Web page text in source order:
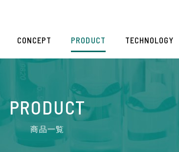
CONCEPT PRODUCT TECHNOLOGY
PRODUCT
商品一覧